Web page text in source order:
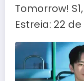
Tomorrow!
Estreia: 22